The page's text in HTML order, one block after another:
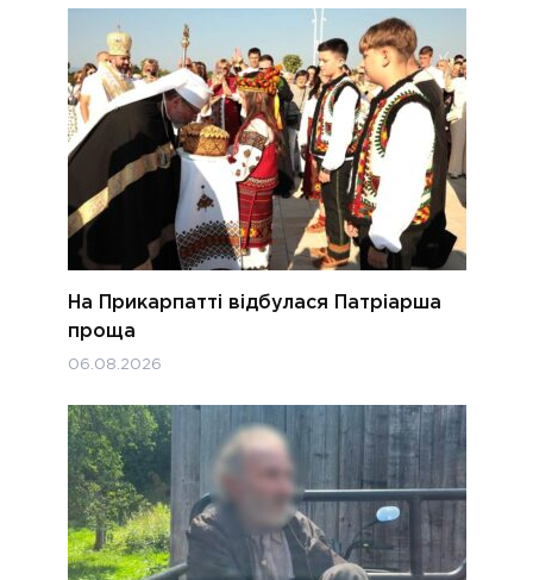
На Прикарпатті відбулася Патріарша
проща
06.08.2026